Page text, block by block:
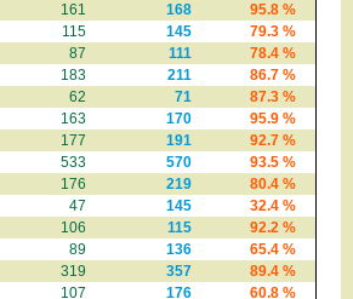
161 168
95.8 %
115 145
79.3 %
87 111
78.4 %
183 211
86.7 %
62 71
87.3 %
163 170
95.9 %
177 191
92.7 %
533 570
93.5 %
176 219
80.4 %
47 145
32.4 %
106 115
92.2 %
89 136
65.4 %
319 357
89.4 %
107 176
60.8 %